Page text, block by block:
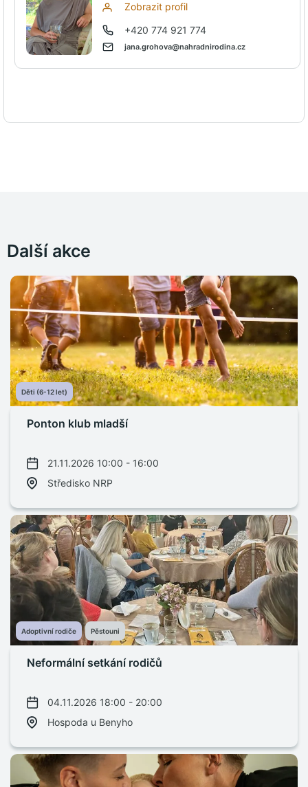
Zobrazit profil
+420 774 921 774
jana.grohova@nahradnirodina.cz
Další akce
Děti (6-12 let)
Ponton klub mladší
21.11.2026 10:00 - 16:00
Středisko NRP
Adoptivní rodiče Pěstouni
Neformální setkání rodičů
04.11.2026 18:00 - 20:00
Hospoda u Benyho